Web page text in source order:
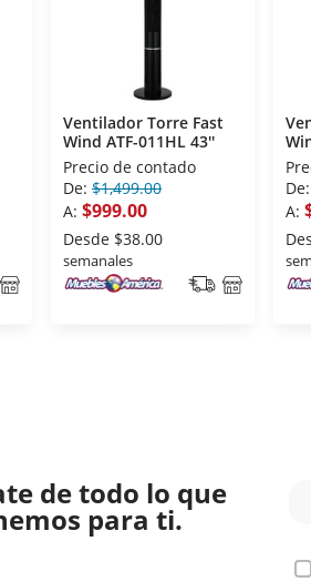
Ventilador Torre Fast
Wind ATF-011HL 43''
Precio de contado
De: $1,499.00
A: $999.00
Desde $38.00
semanales
De:
A:
de todo lo que
para ti.